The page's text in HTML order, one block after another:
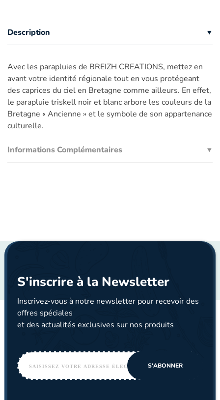
Description
Avec les parapluies de BREIZH CREATIONS, mettez en
avant votre identité régionale tout en vous protégeant
des caprices du ciel en Bretagne comme ailleurs. En effet,
le parapluie triskell noir et blanc arbore les couleurs de la
Bretagne « Ancienne » et le symbole de son appartenance
culturelle.
Informations Complémentaires
S'inscrire à la Newsletter
Inscrivez-vous à notre newsletter pour recevoir des
offres spéciales
et des actualités exclusives sur nos produits